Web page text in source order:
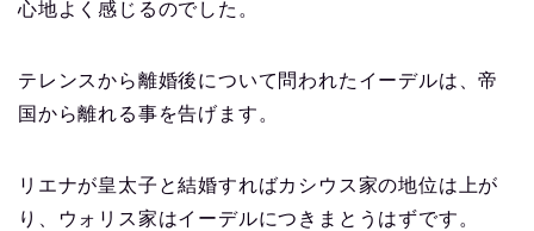
心地よく感じるのでした。
テレンスから離婚後について問われたイーデルは、帝
国から離れる事を告げます。
リエナが皇太子と結婚すればカシウス家の地位は上が
り、ウォリス家はイーデルにつきまとうはずです。